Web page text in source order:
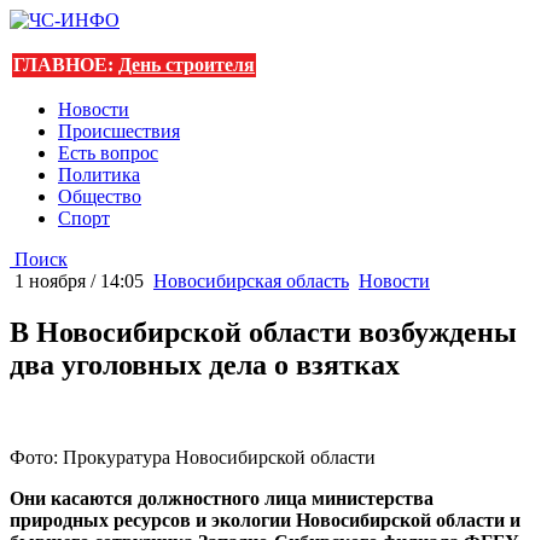
ГЛАВНОЕ: День строителя
Новости
Происшествия
Есть вопрос
Политика
Общество
Спорт
Поиск
1 ноября / 14:05 Новосибирская область Новости
В Новосибирской области возбуждены
два уголовных дела о взятках
Фото: Прокуратура Новосибирской области
Они касаются должностного лица министерства
природных ресурсов и экологии Новосибирской области и